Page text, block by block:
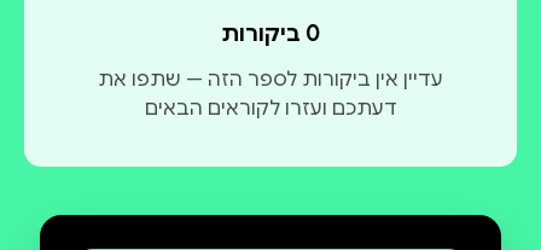
0 ביקורות
עדיין אין ביקורות לספר הזה — שתפו את
דעתכם ועזרו לקוראים הבאים